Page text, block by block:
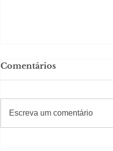
Comentários
Escreva um comentário
#Sugestões